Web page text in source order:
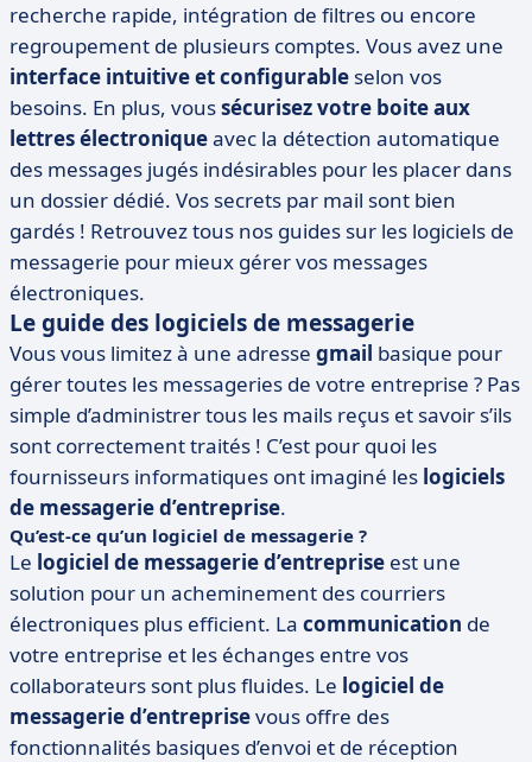
recherche rapide, intégration de filtres ou encore
regroupement de plusieurs comptes. Vous avez une
interface intuitive et configurable selon vos
besoins. En plus, voussécurisez votre boite aux
lettres électroniqueavec la détection automatique
des messages jugés indésirables pour les placer dans
un dossier dédié. Vos secrets par mail sont bien
gardés ! Retrouvez tous nos guides sur les logiciels de
messagerie pour mieux gérer vos messages
électroniques.
Le guide des logiciels de messagerie
Vous vous limitez à une adresse gmail basique pour
gérer toutes les messageries de votre entreprise ? Pas
simple d’administrer tous les mails reçus et savoir s’ils
sont correctement traités ! C’est pour quoi les
fournisseurs informatiques ont imaginé les logiciels
de messagerie d’entreprise.
Qu’est-ce qu’un logiciel de messagerie ?
Le logiciel de messagerie d’entreprise est une
solution pour un acheminement des courriers
électroniques plus efficient. La communication de
votre entreprise et les échanges entre vos
collaborateurs sont plus fluides. Le logiciel de
messagerie d’entreprisevous offre des
fonctionnalités basiques d’envoi et de réception